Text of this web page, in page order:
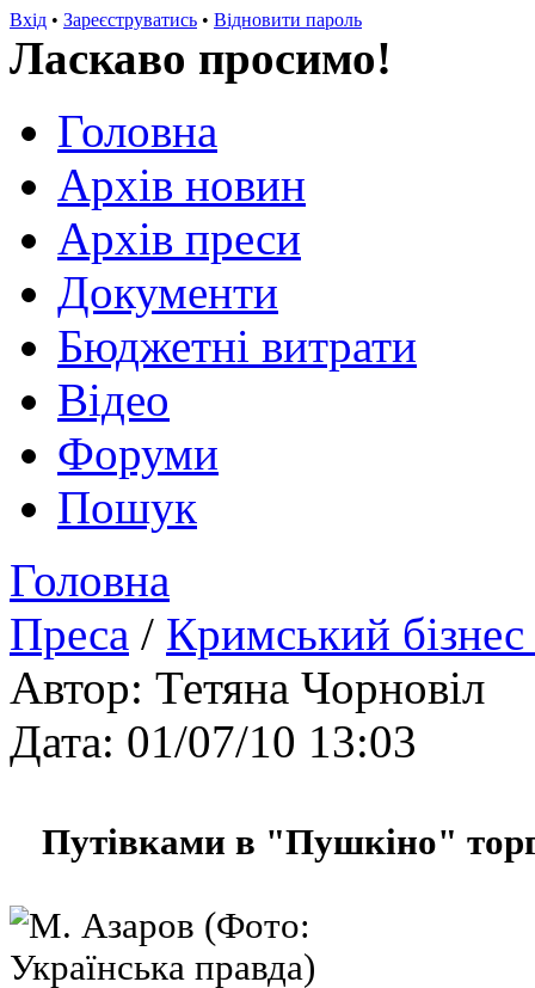
Вхід • Зареєструватись • Відновити пароль
Ласкаво просимо!
Головна
Архів новин
Архів преси
Документи
Бюджетні витрати
Відео
Форуми
Пошук
Головна
Преса / Кримський
Автор: Тетяна Чорновіл
Дата: 01/07/10 13:03
Путівками в "Пушкіно"